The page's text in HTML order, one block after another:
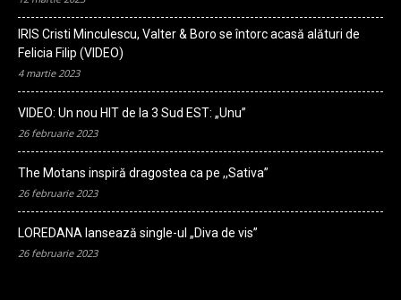
IRIS Cristi Minculescu, Valter & Boro se întorc acasă alături de
Felicia Filip (VIDEO)
4 martie 2023
VIDEO: Un nou HIT de la 3 Sud EST: „Unu”
26 februarie 2023
The Motans inspiră dragostea ca pe ,,Sativa”
26 februarie 2023
LOREDANA lansează single-ul „Diva de vis”
26 februarie 2023